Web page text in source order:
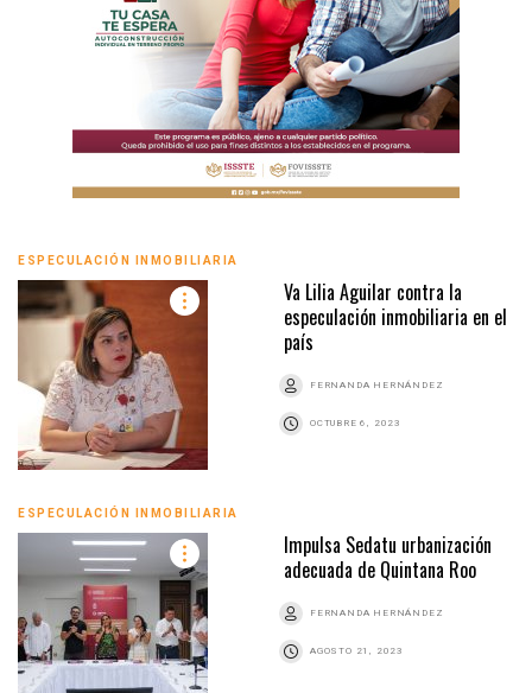
ESPECULACIÓN INMOBILIARIA
Va Lilia Aguilar contra la
especulación inmobiliaria en el
país
FERNANDA HERNÁNDEZ
OCTUBRE 6, 2023
ESPECULACIÓN INMOBILIARIA
Impulsa Sedatu urbanización
adecuada de Quintana Roo
FERNANDA HERNÁNDEZ
AGOSTO 21, 2023